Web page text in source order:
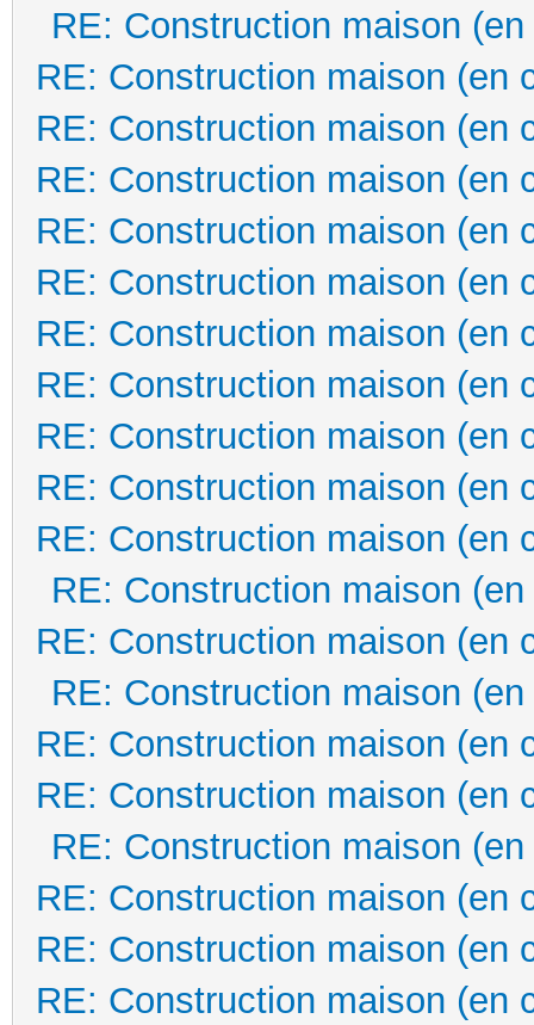
RE: Construction maison
RE: Construction maison (en
RE: Construction maison (en
RE: Construction maison (en
RE: Construction maison (en
RE: Construction maison (en
RE: Construction maison (en
RE: Construction maison (en
RE: Construction maison (en
RE: Construction maison (en
RE: Construction maison (en
RE: Construction maison
RE: Construction maison (en
RE: Construction maison
RE: Construction maison (en
RE: Construction maison (en
RE: Construction maison
RE: Construction maison (en
RE: Construction maison (en
RE: Construction maison (en